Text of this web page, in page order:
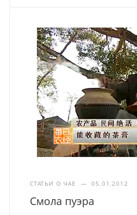
СТАТЬИ О ЧАЕ — 05.01.2012
Смола пуэра